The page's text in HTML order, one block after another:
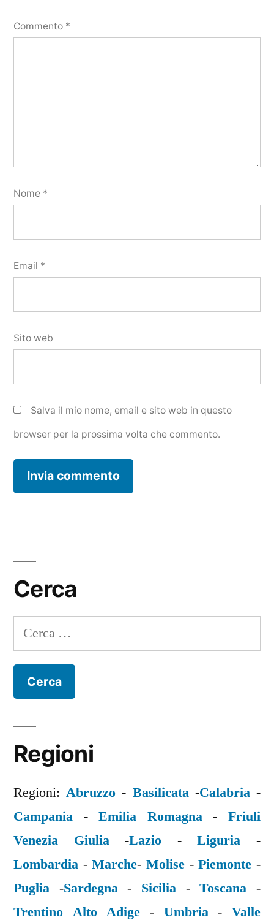
Commento *
Nome *
Email *
Sito web
Salva il mio nome, email e sito web in questo
browser per la prossima volta che commento.
Cerca
Ricerca
per:
Regioni
Regioni:Abruzzo - Basilicata-Calabria-
Campania -Emilia Romagna-Friuli
Venezia Giulia-Lazio -Liguria -
Lombardia -Marche-Molise -Piemonte -
Puglia -Sardegna- Sicilia -Toscana -
Trentino Alto Adige - Umbria-Valle